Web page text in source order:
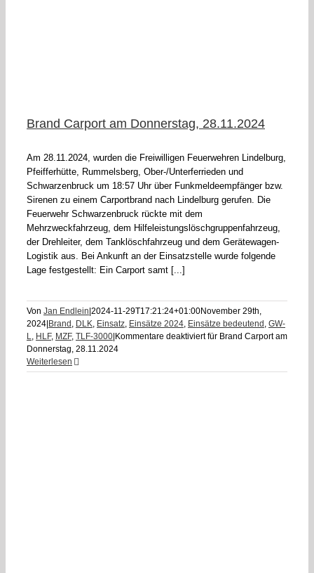
Brand Carport am Donnerstag, 28.11.2024
Am 28.11.2024, wurden die Freiwilligen Feuerwehren Lindelburg,
Pfeifferhütte, Rummelsberg, Ober-/Unterferrieden und
Schwarzenbruck um 18:57 Uhr über Funkmeldeempfänger bzw.
Sirenen zu einem Carportbrand nach Lindelburg gerufen. Die
Feuerwehr Schwarzenbruck rückte mit dem
Mehrzweckfahrzeug, dem Hilfeleistungslöschgruppenfahrzeug,
der Drehleiter, dem Tanklöschfahrzeug und dem Gerätewagen-
Logistik aus. Bei Ankunft an der Einsatzstelle wurde folgende
Lage festgestellt: Ein Carport samt [...]
Von Jan Endlein 2024-11-29T17:21:24+01:00November 29th,
2024 Brand , DLK, Einsatz, Einsätze 2024, Einsätze bedeutend , GW-
L, HLF, MZF, TLF-3000 Kommentare deaktiviertfür Brand Carport am
Donnerstag, 28.11.2024
Weiterlesen